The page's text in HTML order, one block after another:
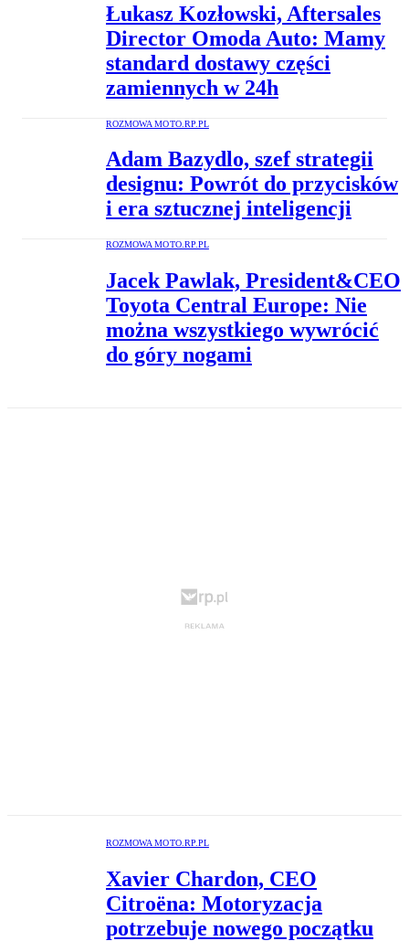
Łukasz Kozłowski, Aftersales
Director Omoda Auto: Mamy
standard dostawy części
zamiennych w 24h
ROZMOWA MOTO.RP.PL
Adam Bazydlo, szef strategii
designu: Powrót do przycisków
i era sztucznej inteligencji
ROZMOWA MOTO.RP.PL
Jacek Pawlak, President&CEO
Toyota Central Europe: Nie
można wszystkiego wywrócić
do góry nogami
ROZMOWA MOTO.RP.PL
Xavier Chardon, CEO
Citroëna: Motoryzacja
potrzebuje nowego początku